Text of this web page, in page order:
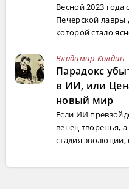
Весной 2023 года
Печерской лавры
которой стало
Владимир Колдин
Парадокс
в ИИ, или
новый мир
Если ИИ
венец творенья,
стадия эволюции,